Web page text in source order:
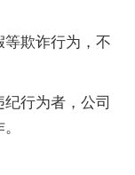
欺诈行为，不
行为者，公司